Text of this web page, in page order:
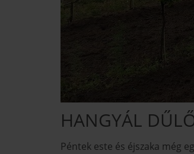
HANGYÁL
Péntek este és éjszaka még